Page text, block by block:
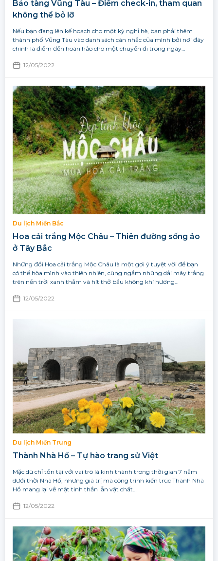
Bảo tàng Vũng Tàu – Điểm check-in, tham quan
không thể bỏ lỡ
Nếu bạn đang lên kế hoạch cho một kỳ nghỉ hè, bạn phải thêm
thành phố Vũng Tàu vào danh sách cân nhắc của mình bởi nơi đây
chính là điểm đến hoàn hảo cho một chuyến đi trong ngày…
12/05/2022
Du lịch Miền Bắc
Hoa cải trắng Mộc Châu – Thiên đường sống ảo
ở Tây Bắc
Những đồi Hoa cải trắng Mộc Châu là một gợi ý tuyệt vời để bạn
có thể hòa mình vào thiên nhiên, cùng ngắm những dải mây trắng
trên nền trời xanh thẳm và hít thở bầu không khí hương…
12/05/2022
Du lịch Miền Trung
Thành Nhà Hồ – Tự hào trang sử Việt
Mặc dù chỉ tồn tại với vai trò là kinh thành trong thời gian 7 năm
dưới thời Nhà Hồ, nhưng giá trị mà công trình kiến trúc Thành Nhà
Hồ mang lại về mặt tinh thần lẫn vật chất…
12/05/2022